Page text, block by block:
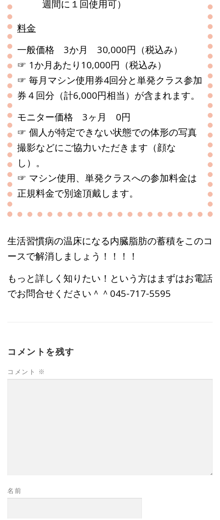
週間に１回使用可）
料金
一般価格 3か月 30,000円（税込み）
☞ 1か月あたり10,000円（税込み）
☞ 毎月マシン使用券4回分と単発クラス参加
券４回分（計6,000円相当）が含まれます。
モニター価格 3ヶ月 0円
☞ 個人が特定できない状態での体形の写真
撮影などにご協力いただきます（顔な
し）。
☞ マシン使用、単発クラスへの参加料金は
正規料金で別途頂戴します。
生活習慣病の温床になる内臓脂肪の蓄積をこのコ
ースで解消しましょう！！！！
もっと詳しく知りたい！という方はまずはお電話
でお問合せください＾＾045-717-5595
コメントを残す
コメント ※
名前